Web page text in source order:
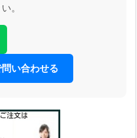
。
い合わせる